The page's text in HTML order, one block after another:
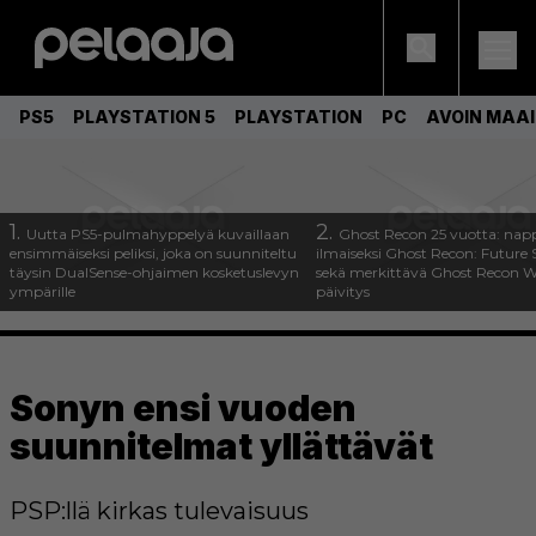
PS5 PLAYSTATION 5 PLAYSTATION PC AVOIN
1. Uutta PS5-pulmahyppelyä kuvaillaan
ensimmäiseksi peliksi, joka on suunniteltu
täysin DualSense-ohjaimen kosketuslevyn
ympärille
2. Ghost Recon 25 vuotta:
ilmaiseksi Ghost Recon: Future
sekä merkittävä Ghost Recon
päivitys
Sonyn ensi vuoden
suunnitelmat yllättävät
PSP:llä kirkas tulevaisuus